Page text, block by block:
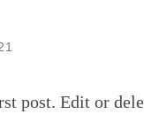
post. Edit or